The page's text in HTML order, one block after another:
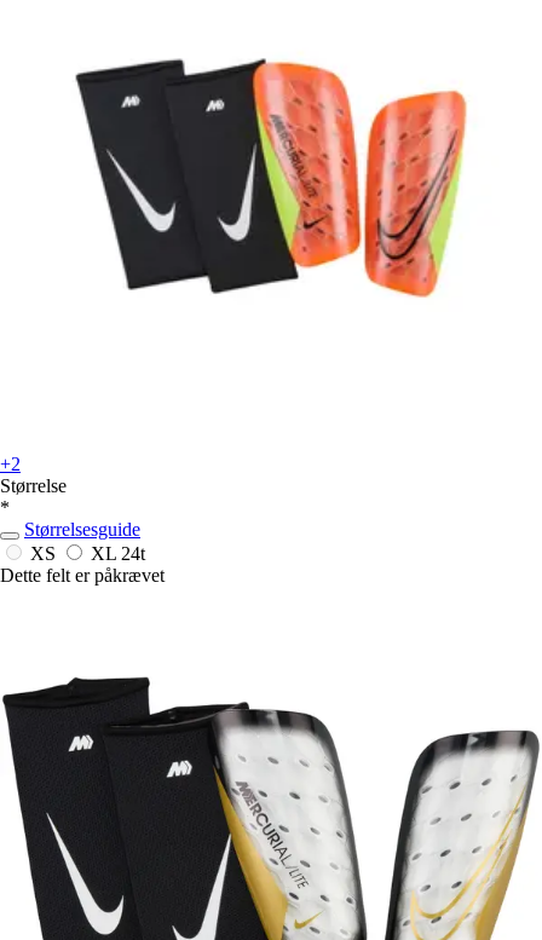
+2
Størrelse
*
Størrelsesguide
XS
XL 24t
Dette felt er påkrævet